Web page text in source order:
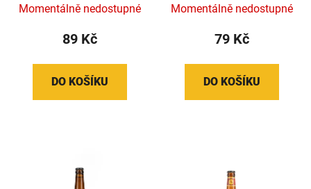
Momentálně nedostupné
89 Kč
DO KOŠÍKU
Momentálně nedostupné
79 Kč
DO KOŠÍKU